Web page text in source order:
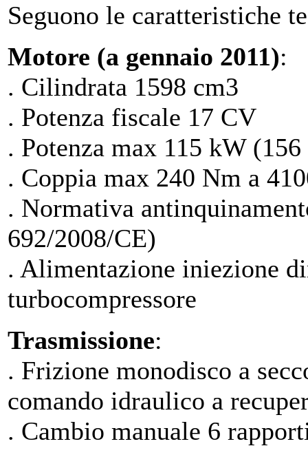
Seguono le caratteristiche
Motore (a gennaio 2011):
. Cilindrata 1598 cm3
. Potenza fiscale 17 CV
. Potenza max 115 kW
. Coppia max 240 Nm a
. Normativa
692/2008/CE)
. Alimentazione iniezione
turbocompressore
Trasmissione:
. Frizione monodisco a
comando idraulico a
. Cambio manuale 6